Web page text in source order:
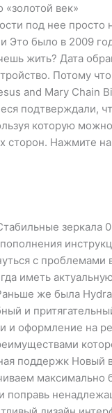
век»
под нее просто
Это было в 2009
жить? Дата
Потому
and Mary Chain
подтверждали,
которую
сторон. Нажмите
зеркала
с проблемами
иметь
же была
и
и оформление на
поддержк Новый
максимально
поправь